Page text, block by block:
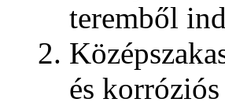
teremből
és